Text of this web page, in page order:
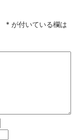
* が付いている欄は